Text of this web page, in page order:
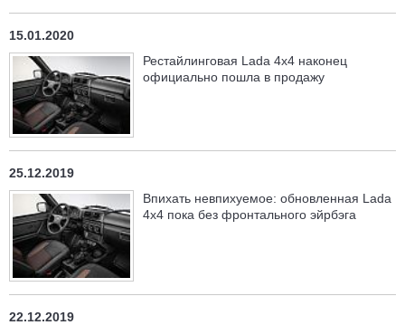
15.01.2020
Рестайлинговая Lada 4x4 наконец
официально пошла в продажу
25.12.2019
Впихать невпихуемое: обновленная Lada
4x4 пока без фронтального эйрбэга
22.12.2019